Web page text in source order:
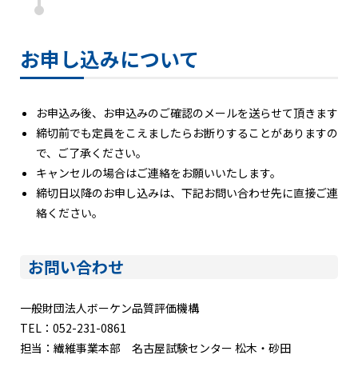
お申し込みについて
お申込み後、お申込みのご確認のメールを送らせて頂きます
締切前でも定員をこえましたらお断りすることがありますの
で、ご了承ください。
キャンセルの場合はご連絡をお願いいたします。
締切日以降のお申し込みは、下記お問い合わせ先に直接ご連
絡ください。
お問い合わせ
一般財団法人ボーケン品質評価機構
TEL：052-231-0861
担当：繊維事業本部 名古屋試験センター 松木・砂田